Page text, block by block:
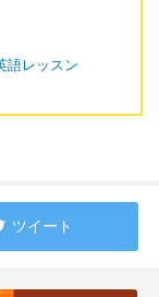
語レッスン
ツイート